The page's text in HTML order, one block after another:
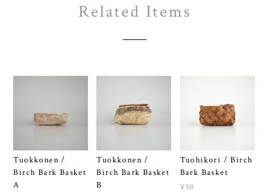
Related Items
Tuokkonen /
Birch Bark Basket
A
Tuokkonen /
Birch Bark Basket
B
Tuohikori / Birch
Bark Basket
¥50